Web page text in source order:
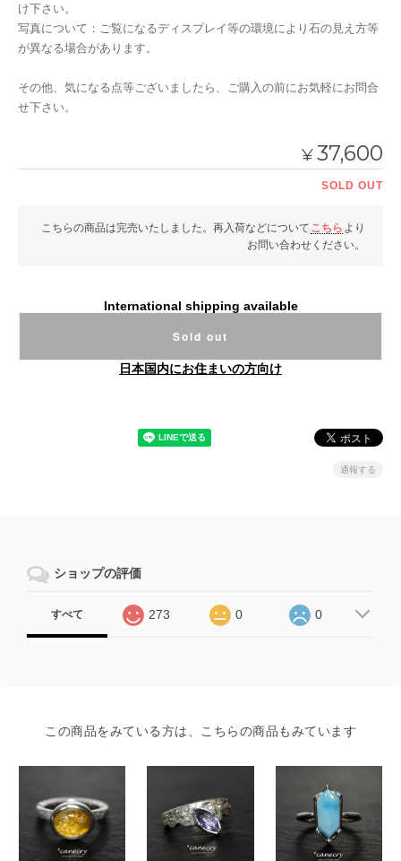
け下さい。
写真について：ご覧になるディスプレイ等の環境により石の見え方等
が異なる場合があります。
その他、気になる点等ございましたら、ご購入の前にお気軽にお問合
せ下さい。
¥37,600
SOLD OUT
こちらの商品は完売いたしました。再入荷などについて こちら より
お問い合わせください。
International shipping available
Sold out
日本国内にお住まいの方向け
通報する
ショップの評価
すべて 273 0 0
この商品をみている方は、こちらの商品もみています